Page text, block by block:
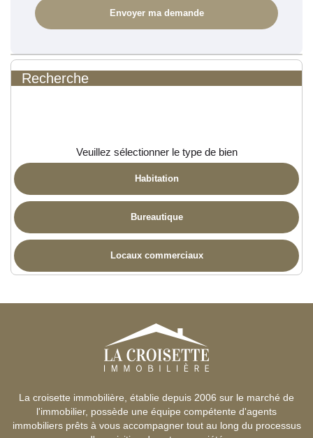
Recherche
Veuillez sélectionner le type de bien
Habitation
Bureautique
Locaux commerciaux
La croisette immobilière, établie depuis 2006 sur le marché de
l'immobilier, possède une équipe compétente d'agents
immobiliers prêts à vous accompagner tout au long du processus